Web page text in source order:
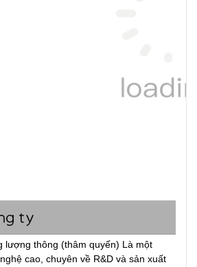
ty
lượng thông (thâm quyến) Là một
cao, chuyên về R&D và sản xuất